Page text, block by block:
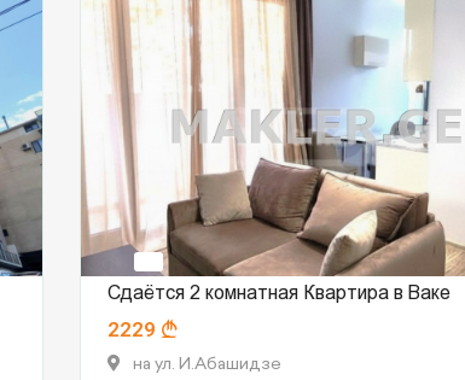
Сдаётся 2 комнатная Квартира в Ваке
2229
на ул. И.Абашидзе